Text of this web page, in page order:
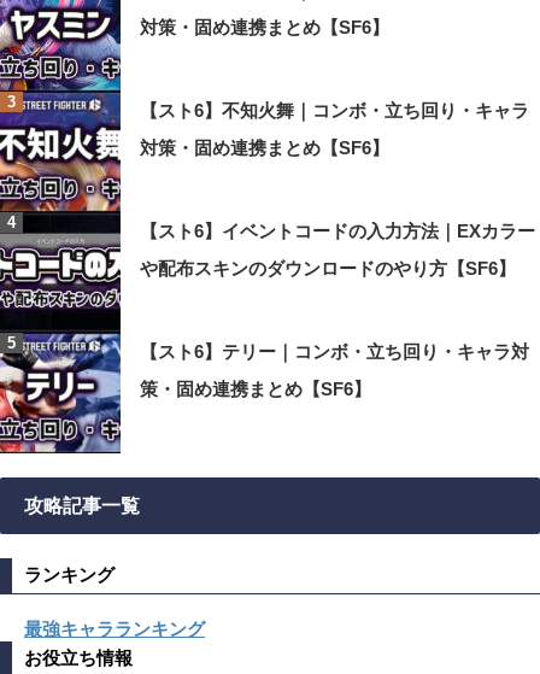
対策・固め連携まとめ【SF6】
【スト6】不知火舞｜コンボ・立ち回り・キャラ
対策・固め連携まとめ【SF6】
【スト6】イベントコードの入力方法｜EXカラー
や配布スキンのダウンロードのやり方【SF6】
【スト6】テリー｜コンボ・立ち回り・キャラ対
策・固め連携まとめ【SF6】
攻略記事一覧
ランキング
最強キャラランキング
お役立ち情報